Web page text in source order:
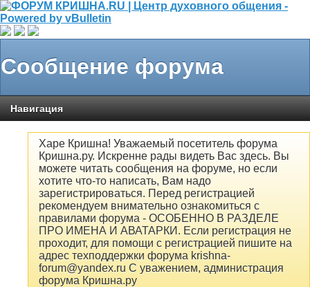
Сообщение форума
Навигация
Харе Кришна! Уважаемый посетитель форума
Кришна.ру. Искренне рады видеть Вас здесь. Вы
можете читать сообщения на форуме, но если
хотите что-то написать, Вам надо
зарегистрироваться. Перед регистрацией
рекомендуем внимательно ознакомиться с
правилами форума - ОСОБЕННО В РАЗДЕЛЕ
ПРО ИМЕНА И АВАТАРКИ. Если регистрация не
проходит, для помощи с регистрацией пишите на
адрес техподдержки форума krishna-
forum@yandex.ru С уважением, администрация
форума Кришна.ру